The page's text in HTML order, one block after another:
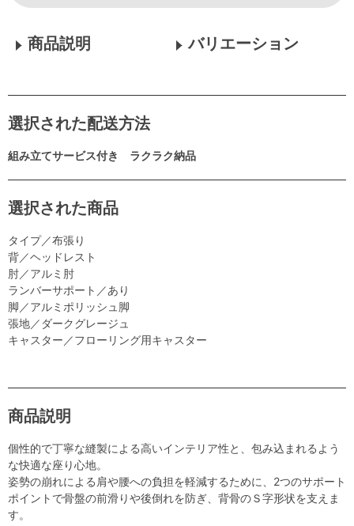
商品説明 バリエーション
選択された配送方法
組み立てサービス付き ラクラク納品
選択された商品
タイプ／布張り
背／ヘッドレスト
肘／アルミ肘
ランバーサポート／あり
脚／アルミポリッシュ脚
張地／ダークグレージュ
キャスター／フローリング用キャスター
商品説明
個性的で丁寧な縫製による高いインテリア性と、包み込まれるよう
な快適な座り心地。
姿勢の崩れによる肩や腰への負担を軽減するために、2つのサポート
ポイントで骨盤の前滑りや後倒れを防ぎ、背骨のＳ字形状を支えま
す。